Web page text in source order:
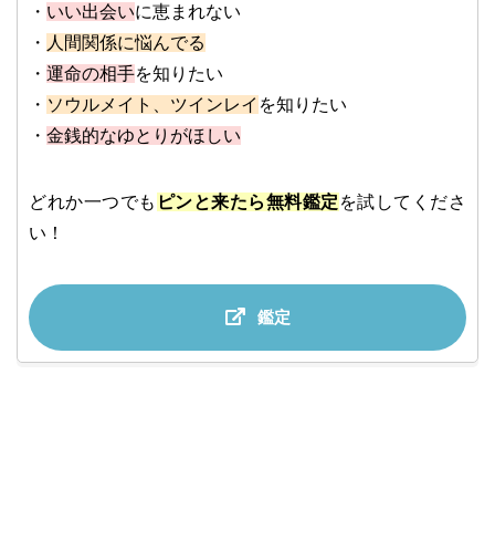
・ いい出会いに恵まれない
・ 人間関係に悩んでる
・ 運命の相手を知りたい
・ ソウルメイト、ツインレイ を知りたい
・ 金銭的なゆとりがほしい
どれか一つでも ピンと来たら無料鑑定 を試してくださ
い！
鑑定